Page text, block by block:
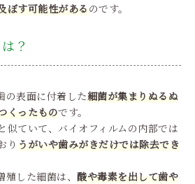
ぼす可能性がある のです。
？
の表面に付着した細菌が集まりぬるぬ
くったものです。
似ていて、バイオフィルムの内部では
り うがいや歯みがきだけでは除去でき
した細菌は、 酸や毒素を出して歯や